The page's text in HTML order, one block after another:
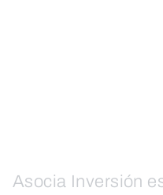
Asocia Inversión